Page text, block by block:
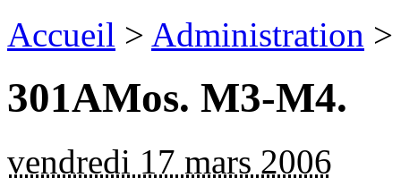
Accueil > Administration >
301AMos. M3-M4.
vendredi 17 mars 2006